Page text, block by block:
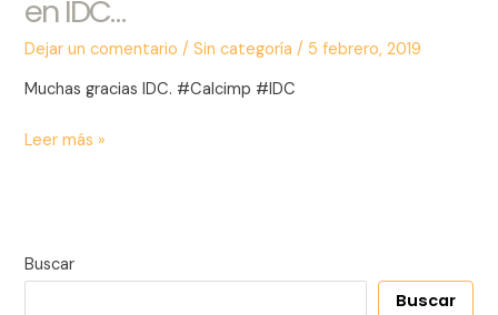
en IDC…
Dejar un comentario /Sin categoría / 5 febrero, 2019
Muchas gracias IDC. #Calcimp #IDC
sorpresa
nos
en
Leer más »
Buscar
Buscar